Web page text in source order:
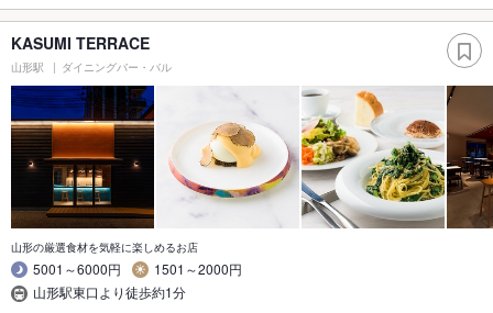
KASUMI TERRACE
山形駅 ダイニングバー・バル
山形の厳選食材を気軽に楽しめるお店
5001～6000円
1501～2000円
山形駅東口より徒歩約1分